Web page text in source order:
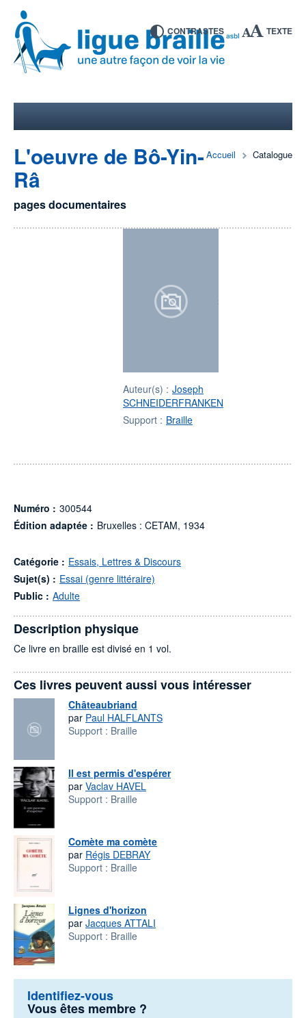
CONTRASTES TEXTE
Accueil Catalogue
L'oeuvre de Bô-Yin-
Râ
pages documentaires
Auteur(s) : Joseph
SCHNEIDERFRANKEN
Support : Braille
Numéro : 300544
Édition adaptée : Bruxelles : CETAM, 1934
Catégorie : Essais, Lettres & Discours
Sujet(s) : Essai (genre littéraire)
Public : Adulte
Description physique
Ce livre en braille est divisé en 1 vol.
Ces livres peuvent aussi vous intéresser
Châteaubriand
par Paul HALFLANTS
Support : Braille
Il est permis d'espérer
par Vaclav HAVEL
Support : Braille
Comète ma comète
par Régis DEBRAY
Support : Braille
Lignes d'horizon
par Jacques ATTALI
Support : Braille
Identifiez-vous
Vous êtes membre ?